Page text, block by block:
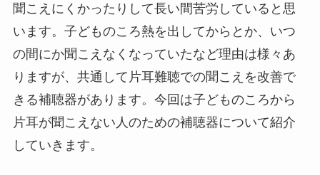
聞こえにくかったりして長い間苦労していると思
います。子どものころ熱を出してからとか、いつ
の間にか聞こえなくなっていたなど理由は様々あ
りますが、共通して片耳難聴での聞こえを改善で
きる補聴器があります。今回は子どものころから
片耳が聞こえない人のための補聴器について紹介
していきます。